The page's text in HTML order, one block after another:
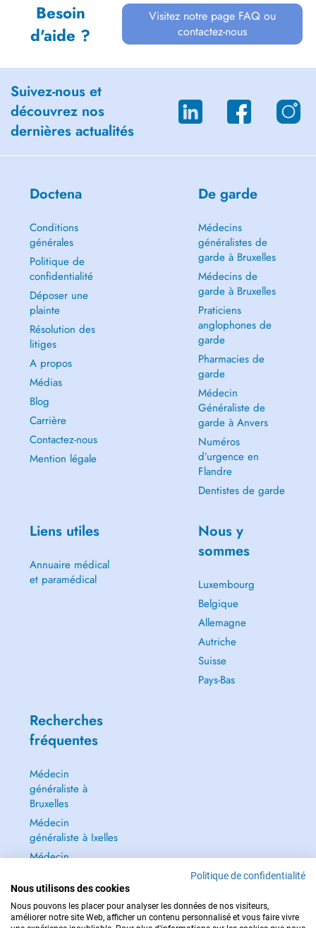
Besoin
d'aide ?
Visitez notre page FAQ ou
contactez-nous
Suivez-nous et
découvrez nos
dernières actualités
Doctena
Conditions
générales
Politique de
confidentialité
Déposer une
plainte
Résolution des
litiges
A propos
Médias
Blog
Carrière
Contactez-nous
Mention légale
De garde
Médecins
généralistes de
garde à Bruxelles
Médecins de
garde à Bruxelles
Praticiens
anglophones de
garde
Pharmacies de
garde
Médecin
Généraliste de
garde à Anvers
Numéros
d’urgence en
Flandre
Dentistes de garde
Liens utiles
Annuaire médical
et paramédical
Nous y
sommes
Luxembourg
Belgique
Allemagne
Autriche
Suisse
Pays-Bas
Recherches
fréquentes
Médecin
généraliste à
Bruxelles
Médecin
généraliste à Ixelles
Médecin
Dentiste à Bruxelles
Tout voir →
Politique de confidentialité
Nous utilisons des cookies
Nous pouvons les placer pour analyser les données de nos visiteurs,
améliorer notre site Web, afficher un contenu personnalisé et vous faire vivre